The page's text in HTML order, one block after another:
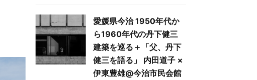
愛媛県今治 1950年代か
ら1960年代の丹下健三
建築を巡る＋「父、丹下
健三を語る」 内田道子 ×
伊東豊雄@今治市民会館